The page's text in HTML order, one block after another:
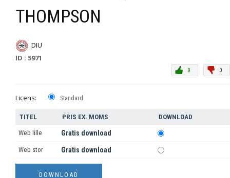
THOMPSON
DIU
ID : 5971
0
0
Licens: Standard
TITEL PRIS EX. MOMS DOWNLOAD
Web lille Gratis download
Web stor Gratis download